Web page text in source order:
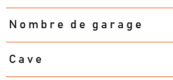
Nombre de garage
Cave